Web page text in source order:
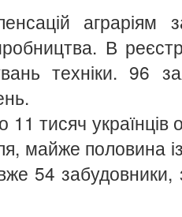
аграріям
В
техніки. 96
тисяч українців
майже половина
54